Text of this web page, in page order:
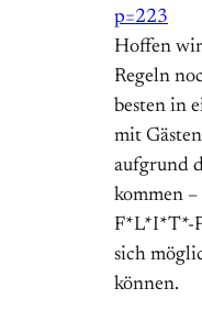
p=223
Hoffen
Regeln
besten in
mit
aufgrund
kommen
F*L*I*T*-
sich
können.